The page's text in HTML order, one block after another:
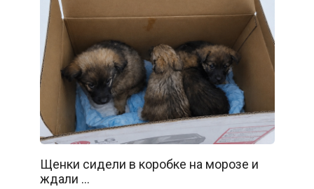
Щенки сидели в коробке на морозе и
ждали …